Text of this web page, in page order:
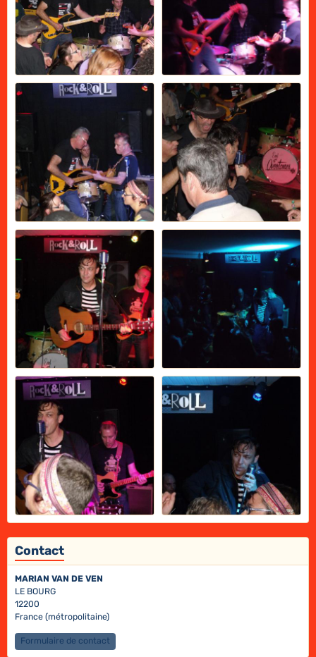
Contact
MARIAN VAN DE VEN
LE BOURG
12200
France (métropolitaine)
Formulaire de contact